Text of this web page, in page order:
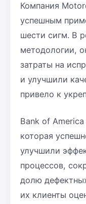
Компания
успешным
шести сигм. В
методологии,
затраты на
и улучшили
привело к
Bank of
которая
улучшили
процессов,
долю
их клиенты